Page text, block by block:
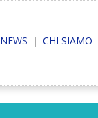
NEWS CHI SIAMO